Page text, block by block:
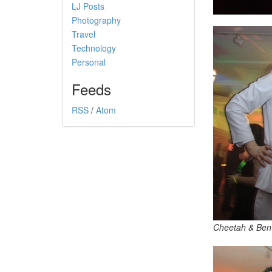
LJ Posts
Photography
Travel
Technology
Personal
Feeds
RSS / Atom
Cheetah &